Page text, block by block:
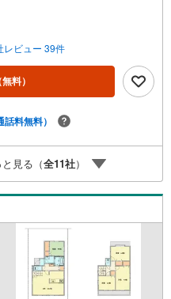
。・ 未来に起こるであろうご
上でご提案「ミラカレクラ
宅を綺麗にかつ瀟洒にさせる
サービス。・ 購入者様へ、税
セミナーをご招待いたします。
希望をお伝えください。（も
な場合がございますのでご容
手数ですがご一報ください。
ご来社、お客様宅へのお迎
物件周辺のコンビニ等でお待
えください。ご希望条件をお
望物件以外の資料も用意して
も併せてご案内させていただ
レビュー 39件
無料）
話料無料）
見る（全11社）